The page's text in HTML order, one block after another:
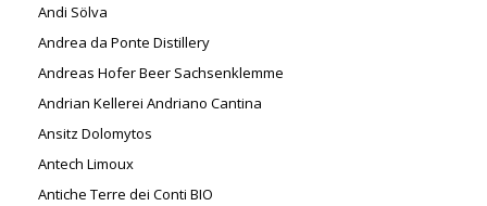
Andi Sölva
Andrea da Ponte Distillery
Andreas Hofer Beer Sachsenklemme
Andrian Kellerei Andriano Cantina
Ansitz Dolomytos
Antech Limoux
Antiche Terre dei Conti BIO